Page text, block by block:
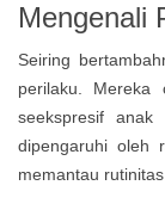
Mengenali
Seiring
perilaku. Mereka
seekspresif
dipengaruhi oleh
memantau